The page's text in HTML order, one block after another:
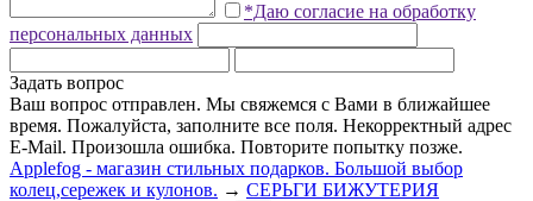
*Даю согласие на обработку
персональных данных
Задать вопрос
Ваш вопрос отправлен. Мы свяжемся с Вами в ближайшее
время. Пожалуйста, заполните все поля. Некорректный адрес
E-Mail. Произошла ошибка. Повторите попытку позже.
Applefog - магазин стильных подарков. Большой выбор
колец,сережек и кулонов. → СЕРЬГИ БИЖУТЕРИЯ